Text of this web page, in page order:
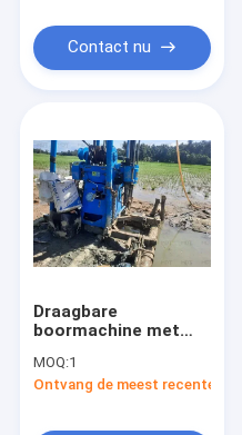
Contact nu
Draagbare
boormachine met
MOQ:1
Ontvang de meest recente Prijs